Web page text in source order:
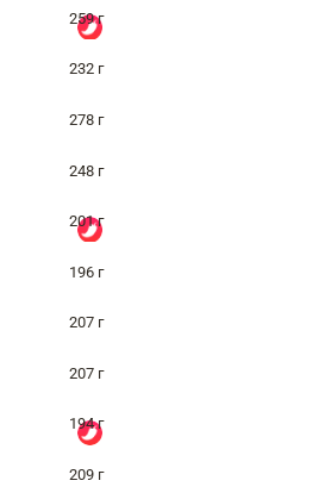
259 г
232 г
278 г
248 г
201 г
196 г
207 г
207 г
194 г
209 г